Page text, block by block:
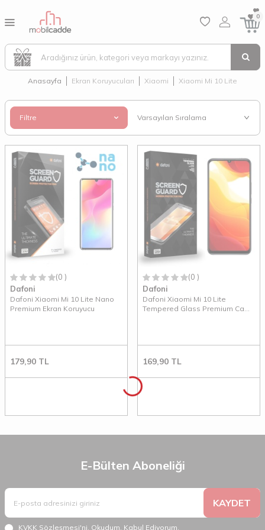
0
Anasayfa Ekran Koruyucuları Xiaomi Xiaomi Mi 10 Lite
Filtre
(0 )
Dafoni
Dafoni Xiaomi Mi 10 Lite Nano
Premium Ekran Koruyucu
179,90 TL
(0 )
Dafoni
Dafoni Xiaomi Mi 10 Lite
Tempered Glass Premium Cam
169,90 TL
E-Bülten Aboneliği
KAYDET
KVKK Sözleşmesi'ni, Okudum, Kabul Ediyorum.